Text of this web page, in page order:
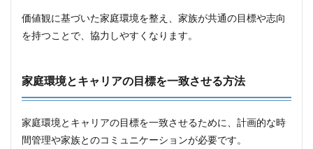
価値観に基づいた家庭環境を整え、家族が共通の目標や志向
を持つことで、協力しやすくなります。
家庭環境とキャリアの目標を一致させる方法
家庭環境とキャリアの目標を一致させるために、計画的な時
間管理や家族とのコミュニケーションが必要です。